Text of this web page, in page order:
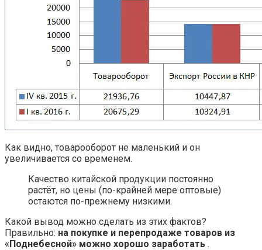
Как видно, товарооборот не маленький и он
увеличивается со временем.
Качество китайской продукции постоянно
растёт, но цены (по-крайней мере оптовые)
остаются по-прежнему низкими.
Какой вывод можно сделать из этих фактов?
Правильно: на покупке и перепродаже товаров из
«Поднебесной» можно хорошо заработать .